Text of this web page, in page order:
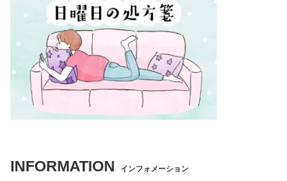
INFORMATION インフォメーション